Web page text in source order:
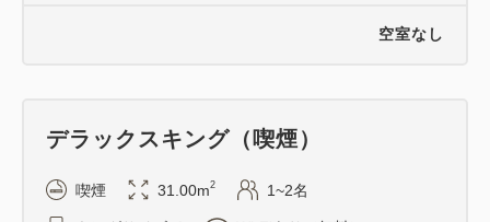
空室なし
デラックスキング（喫煙）
喫煙 31.00m2 1~2名